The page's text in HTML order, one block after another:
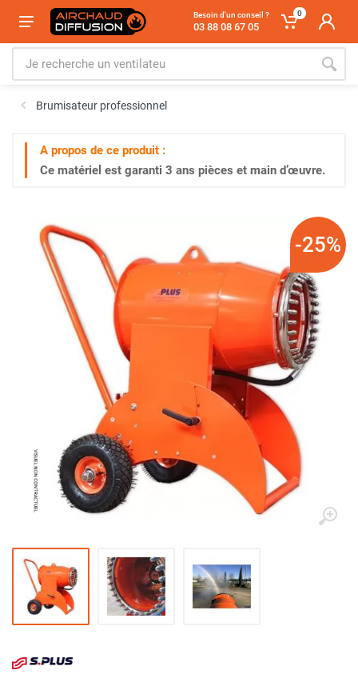
Besoin d'un conseil ?
03 88 08 67 05
0
Brumisateur professionnel
A propos de ce produit :
Ce matériel est garanti 3 ans pièces et main d’œuvre.
-25%